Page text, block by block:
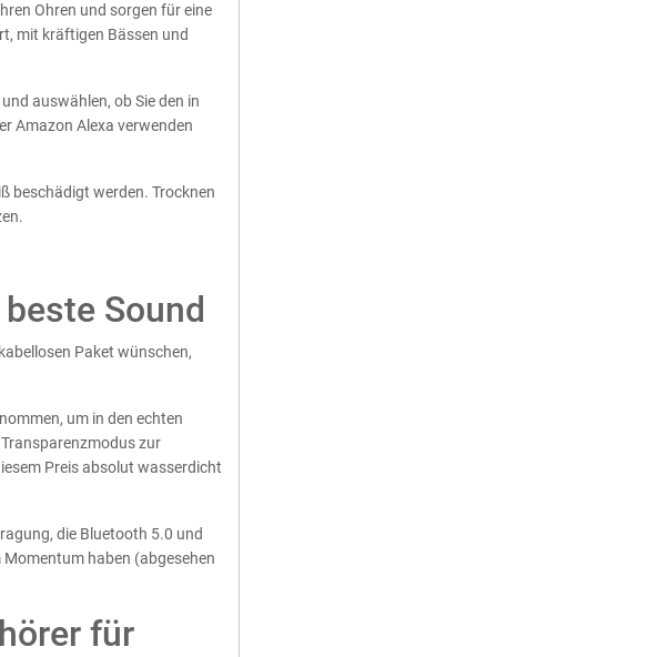
Ohren und sorgen für eine
mit kräftigen Bässen und
auswählen, ob Sie den in
Amazon Alexa verwenden
beschädigt werden. Trocknen
Sound
Paket wünschen,
um in den echten
zur
Preis absolut wasserdicht
die Bluetooth 5.0 und
haben (abgesehen
für